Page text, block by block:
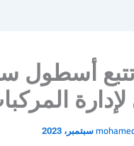
أسطول
لإدارة